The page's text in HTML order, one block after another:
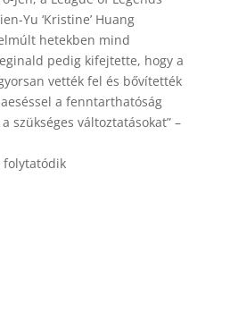
Yu ‘Kristine’ Huang
hetekben mind
pedig kifejtette, hogy a
vették fel és bővítették
a fenntarthatóság
szükséges változtatásokat” –
folytatódik